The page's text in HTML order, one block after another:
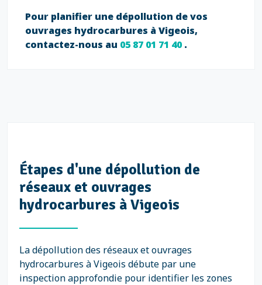
Pour planifier une dépollution de vos
ouvrages hydrocarbures à Vigeois,
contactez-nous au 05 87 01 71 40.
Étapes d'une dépollution de
réseaux et ouvrages
hydrocarbures à Vigeois
La dépollution des réseaux et ouvrages
hydrocarbures à Vigeois débute par une
inspection approfondie pour identifier les zones